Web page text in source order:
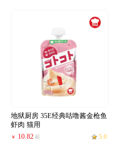
地狱厨房 35E经典咕噜酱金枪鱼
虾肉 猫用
￥ 10.82 起 5.0